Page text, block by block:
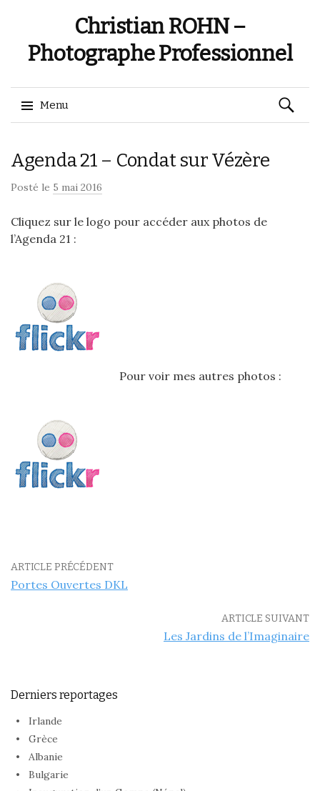
Christian ROHN –
Photographe Professionnel
Menu
au
contenu
Agenda 21 – Condat sur Vézère
Posté le 5 mai 2016
Cliquez sur le logo pour accéder aux photos de
l’Agenda 21 :
Pour voir mes autres photos :
ARTICLE PRÉCÉDENT
Portes Ouvertes DKL
ARTICLE SUIVANT
Les Jardins de l’Imaginaire
Derniers reportages
Irlande
Grèce
Albanie
Bulgarie